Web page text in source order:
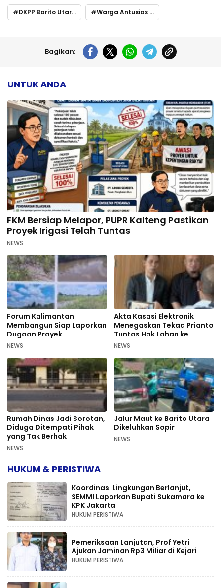
DKPP Barito Utara Gelar “Gepamor On The Road” di Montallat II Warga Antusias Sambut Pangan Murah
Bagikan:
UNTUK ANDA
FKM Bersiap Melapor, PUPR Kalteng Pastikan
Proyek Irigasi Telah Tuntas
NEWS
Forum Kalimantan
Membangun Siap Laporkan
Dugaan Proyek
Bermasalah PUPR Kalteng
NEWS
Akta Kasasi Elektronik
Menegaskan Tekad Prianto
Tuntas Hak Lahan ke
Mahkamah Agung
NEWS
Rumah Dinas Jadi Sorotan,
Diduga Ditempati Pihak
yang Tak Berhak
NEWS
Jalur Maut ke Barito Utara
Dikeluhkan Sopir
NEWS
HUKUM & PERISTIWA
Koordinasi Lingkungan Berlanjut,
SEMMI Laporkan Bupati Sukamara ke
KPK Jakarta
HUKUM PERISTIWA
Pemeriksaan Lanjutan, Prof Yetri
Ajukan Jaminan Rp3 Miliar di Kejari
HUKUM PERISTIWA